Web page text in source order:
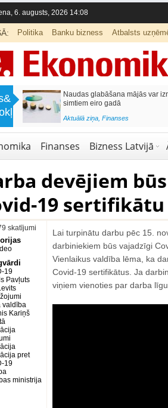
6. augusts, 2026 14:08
Politika Banku bizness Atbalsts
Naudas glabāšana mājās var
simtiem eiro gadā
Aktuālā ziņa, Finanses
Finanses Bizness Latvijā
devējiem
19 sertifikātu
skatījumi
19
Pavļuts
valdība
Kariņš
pret
19
ministrija
Lai turpinātu darbu pēc 15.
darbiniekiem būs vajadzīgi
Vienlaikus valdība lēma, ka
Covid-19 sertifikātus. Ja
viņiem vienoties par darba